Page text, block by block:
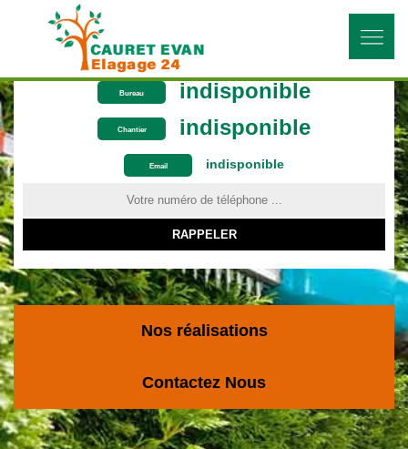
Bureau indisponible
Chantier indisponible
Email indisponible
ON VOUS RAPPELLE GRATUITEMENT
Nos réalisations
Contactez Nous